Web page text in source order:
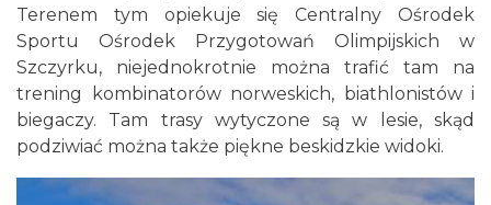
Terenem tym opiekuje sięCentralny Ośrodek
Sportu Ośrodek Przygotowań Olimpijskich w
Szczyrku, niejednokrotnie można trafić tam na
trening kombinatorów norweskich, biathlonistów i
biegaczy. Tam trasy wytyczone są w lesie, skąd
podziwiać można także piękne beskidzkie widoki.